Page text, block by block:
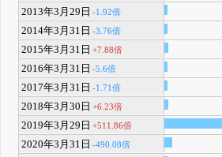
2013年3月29日 -1.92倍
2014年3月31日 -3.76倍
2015年3月31日 +7.88倍
2016年3月31日 -5.6倍
2017年3月31日 -1.71倍
2018年3月30日 +6.23倍
2019年3月29日 +511.86倍
2020年3月31日 -490.08倍